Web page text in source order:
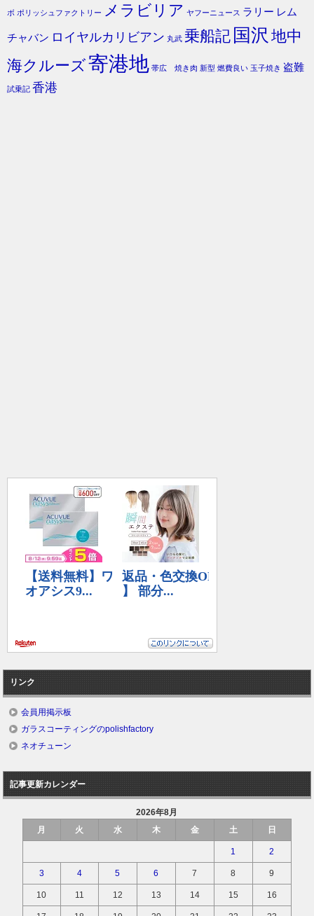
ボ ポリッシュファクトリー メラビリア ヤフーニュース ラリー レム
チャバン ロイヤルカリビアン 丸武 乗船記 国沢 地中
海クルーズ寄港地 帯広 焼き肉 新型 燃費良い 玉子焼き 盗難
試乗記 香港
リンク
会員用掲示板
ガラスコーティングのpolishfactory
ネオチューン
記事更新カレンダー
2026年8月
月
火 水 木 金 土 日
1 2
3 4 5 6 7 8 9
10 11 12 13 14 15 16